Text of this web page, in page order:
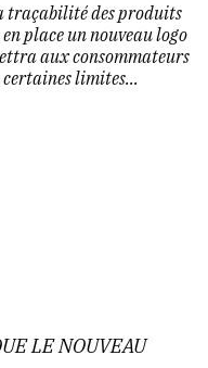
traçabilité des produits
place un nouveau logo
aux consommateurs
limites...
LE NOUVEAU